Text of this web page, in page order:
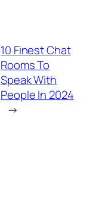
10 Finest Chat
Rooms To
Speak With
People In 2024
→